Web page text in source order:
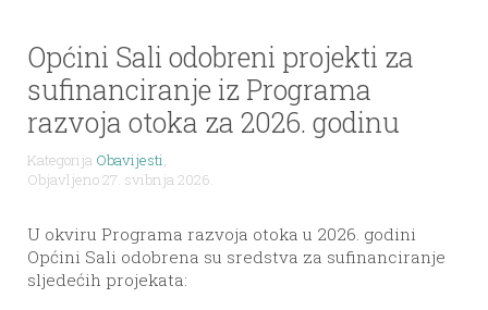
Općini Sali odobreni projekti za
sufinanciranje iz Programa
razvoja otoka za 2026. godinu
Kategorija Obavijesti,
Objavljeno 27. svibnja 2026.
U okviru Programa razvoja otoka u 2026. godini
Općini Sali odobrena su sredstva za sufinanciranje
sljedećih projekata: